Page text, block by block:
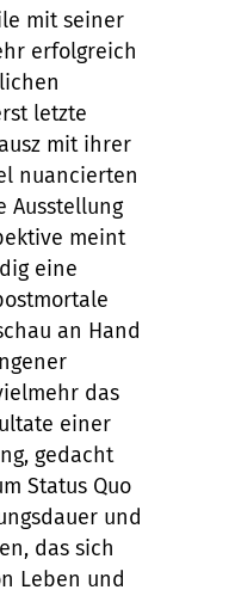
mit seiner
erfolgreich
letzte
mit ihrer
nuancierten
Ausstellung
meint
eine
an Hand
das
einer
gedacht
Status Quo
und
das sich
Leben und